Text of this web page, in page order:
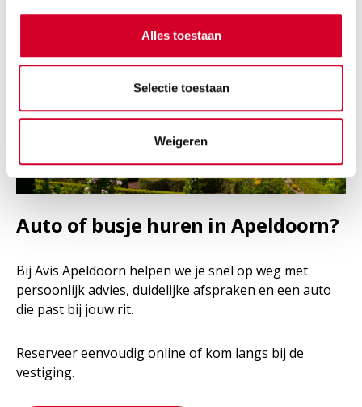
Alles toestaan
Selectie toestaan
Weigeren
Auto of busje huren in Apeldoorn?
Bij Avis Apeldoorn helpen we je snel op weg met
persoonlijk advies, duidelijke afspraken en een auto
die past bij jouw rit.
Reserveer eenvoudig online of kom langs bij de
vestiging.